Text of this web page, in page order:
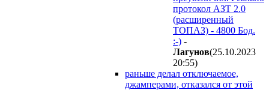
протокол АЗТ 2.0
(расширенный
ТОПАЗ) - 4800 Бод.
:-) -
Лaгyнoв(25.10.2023
20:55)
раньше делал отключаемое,
джамперами, отказался от этой